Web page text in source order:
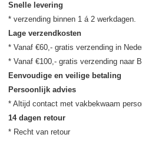
Snelle levering
Lage verzendkosten
* Vanaf €60,- gratis verzending in
Eenvoudige en veilige betaling
Persoonlijk advies
14 dagen retour